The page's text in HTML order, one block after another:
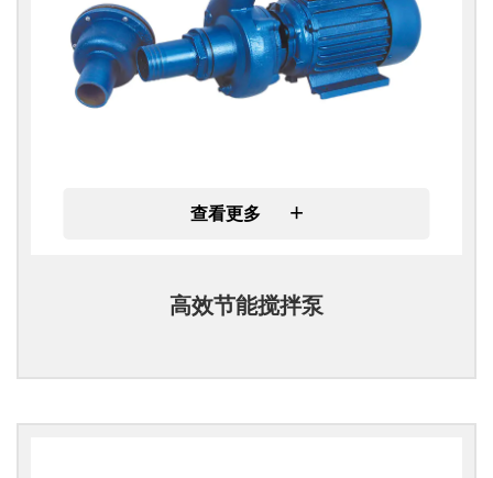
查看更多 +
高效节能搅拌泵